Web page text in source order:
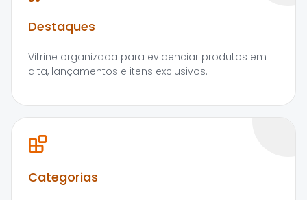
Destaques
Vitrine organizada para evidenciar produtos em
alta, lançamentos e itens exclusivos.
Categorias